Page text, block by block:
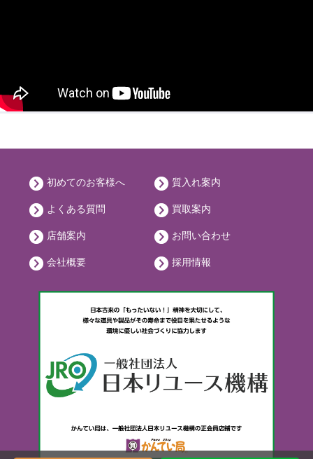
初めてのお客様へ 質入れ案内
よくある質問 買取案内
店舗案内 お問い合わせ
会社概要 採用情報